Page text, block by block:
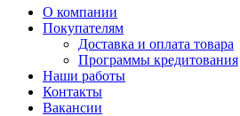
О компании
Покупателям
Доставка и оплата товара
Программы кредитования
Наши работы
Контакты
Вакансии